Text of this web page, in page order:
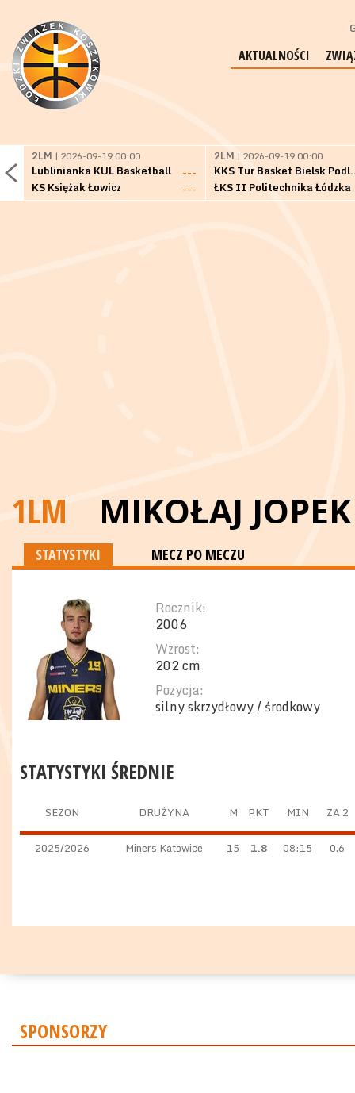
AKTUALNOŚCI
2LM | 2026-09-19 00:00
Lublinianka KUL Basketball
---
KS Księżak Łowicz
---
2LM | 2026-09-19 00:00
KKS Tur
ŁKS II Politechnika Łódzka
1LM MIKOŁAJ JOPEK
STATYSTYKI MECZ PO MECZU
Rocznik:
2006
Wzrost:
202 cm
Pozycja:
silny skrzydłowy / środkowy
STATYSTYKI ŚREDNIE
SEZON DRUŻYNA M PKT MIN ZA 2
2025/2026 Miners Katowice 15 1.8 08:15 0.6
SPONSORZY